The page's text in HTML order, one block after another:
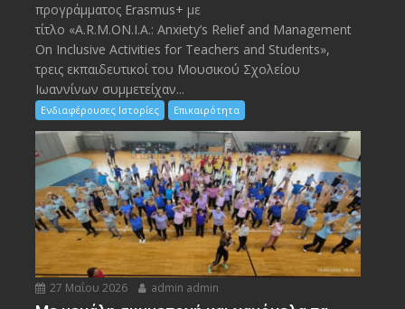
προγράμματος Erasmus+ με
τίτλο «A.R.M.ON.I.A.: Anxiety’s Relief and Management
On Inclusive Activities for Teachers and Students»,
τρεις εκπαιδευτικοί του Μουσικού Σχολείου
Ιωαννίνων συμμετείχαν...
Ενδιαφέρουσες Ιστορίες Επικαιρότητα
27 Μαΐου 2026 admin admin